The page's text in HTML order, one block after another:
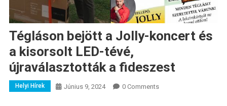
Tégláson bejött a Jolly-koncert és
a kisorsolt LED-tévé,
újraválasztották a fideszest
Helyi Hírek Június 9, 2024 0 Comments